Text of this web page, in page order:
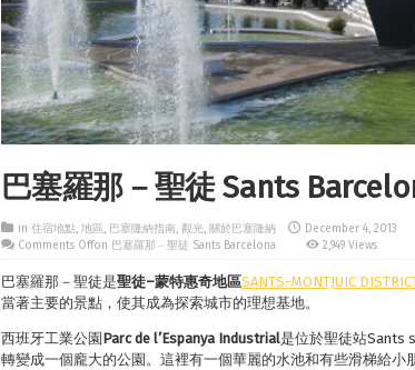
巴塞羅那－聖徒 Sants
in 住宿地點, 地區, 巴塞隆納指南, 觀光, 關於巴塞隆納
December 4, 2013
Comments Offon 巴塞羅那－聖徒 Sants Barcelona 2,949 Views
巴塞羅那－聖徒是聖徒–蒙特惠奇地區SANTS-MONTJUIC
當著主要的景點，使其成為探索城市的理想基地。
西班牙工業公園 Parc de l’Espanya Industrial是位於聖徒站Sants
轉變成一個龐大的公園。這裡有一個華麗的水池和有些滑梯給小